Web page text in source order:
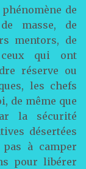
de
masse, de
mentors, de
qui ont
réserve ou
les chefs
de même que
la sécurité
désertées
pas à camper
pour libérer